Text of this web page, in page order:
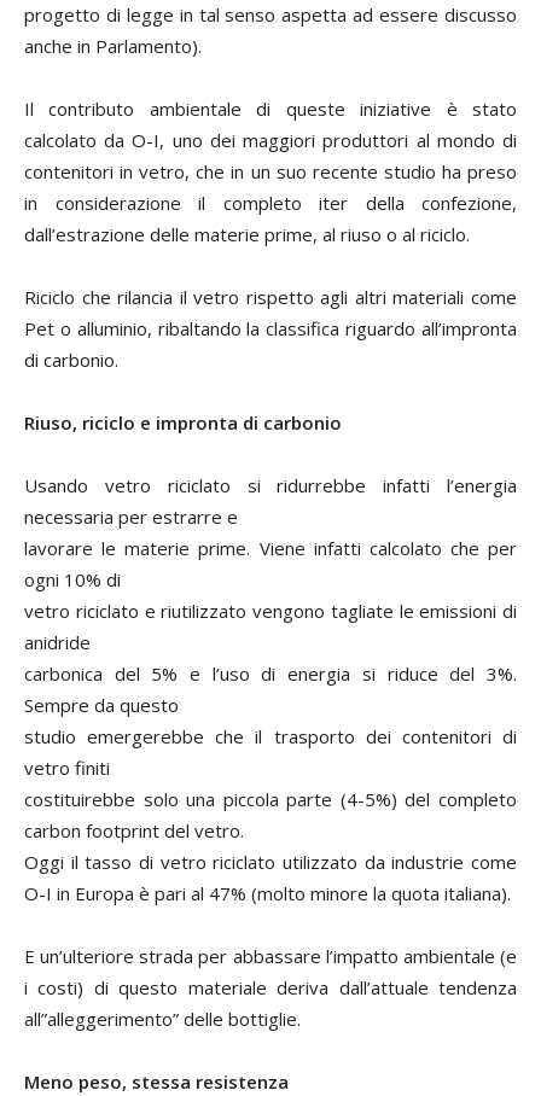
progetto di legge in tal senso aspetta ad essere discusso
anche in Parlamento).
Il contributo ambientale di queste iniziative è stato
calcolato da O-I, uno dei maggiori produttori al mondo di
contenitori in vetro, che in un suo recente studio ha preso
in considerazione il completo iter della confezione,
dall’estrazione delle materie prime, al riuso o al riciclo.
Riciclo che rilancia il vetro rispetto agli altri materiali come
Pet o alluminio, ribaltando la classifica riguardo all’impronta
di carbonio.
Riuso, riciclo e impronta di carbonio
Usando vetro riciclato si ridurrebbe infatti l’energia
necessaria per estrarre e
lavorare le materie prime. Viene infatti calcolato che per
ogni 10% di
vetro riciclato e riutilizzato vengono tagliate le emissioni di
anidride
carbonica del 5% e l’uso di energia si riduce del 3%.
Sempre da questo
studio emergerebbe che il trasporto dei contenitori di
vetro finiti
costituirebbe solo una piccola parte (4-5%) del completo
carbon footprint del vetro.
Oggi il tasso di vetro riciclato utilizzato da industrie come
O-I in Europa è pari al 47% (molto minore la quota italiana).
E un’ulteriore strada per abbassare l’impatto ambientale (e
i costi) di questo materiale deriva dall’attuale tendenza
all”alleggerimento” delle bottiglie.
Meno peso, stessa resistenza